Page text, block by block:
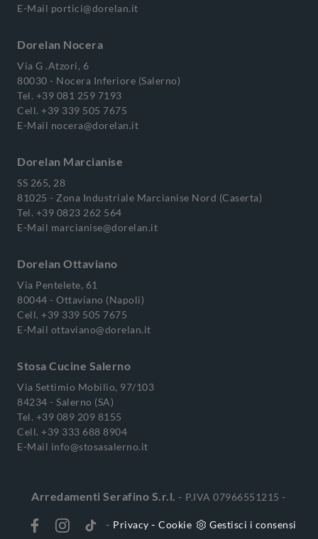
E-Mail portici@dorelan.it
Dorelan Nocera
Via G .Atzori, 6
80030 - Nocera Inferiore (Salerno)
Tel. +39 081 259 7193
Cell. +39 339 505 7675
E-Mail nocera@dorelan.it
Dorelan Marcianise
SS 265, 28
81025 - Zona Industriale Marcianise Nord (Caserta)
Tel. +39 0823 262 564
E-Mail marcianise@dorelan.it
Dorelan Ottaviano
Via Pentelete, 61
80044 - Ottaviano (Napoli)
Cell. +39 339 505 7675
E-Mail ottaviano@dorelan.it
Stosa Cucine Salerno
Via Settimio Mobilio, 97/103
84234 - Salerno (SA)
Tel. +39 089 209 8155
Cell. +39 333 688 8904
E-Mail info@stosasalerno.it
Arredamenti Serafino S.r.l. - P.IVA 07966551215 -
- Privacy - Cookie Gestisci i consensi